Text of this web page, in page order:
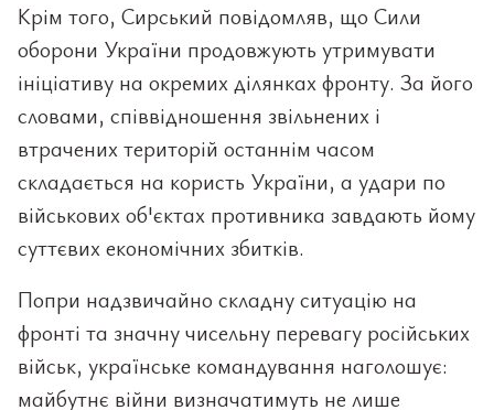
Крім того, Сирський повідомляв, що Сили
оборони України продовжують утримувати
ініціативу на окремих ділянках фронту. За його
словами, співвідношення звільнених і
втрачених територій останнім часом
складається на користь України, а удари по
військових об'єктах противника завдають йому
суттєвих економічних збитків.
Попри надзвичайно складну ситуацію на
фронті та значну чисельну перевагу російських
військ, українське командування наголошує:
майбутнє війни визначатимуть не лише